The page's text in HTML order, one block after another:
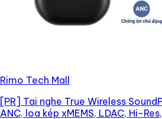
Rimo Tech Mall
[PR] Tai nghe True Wireless
ANC, loa kép xMEMS, LDAC, Hi-